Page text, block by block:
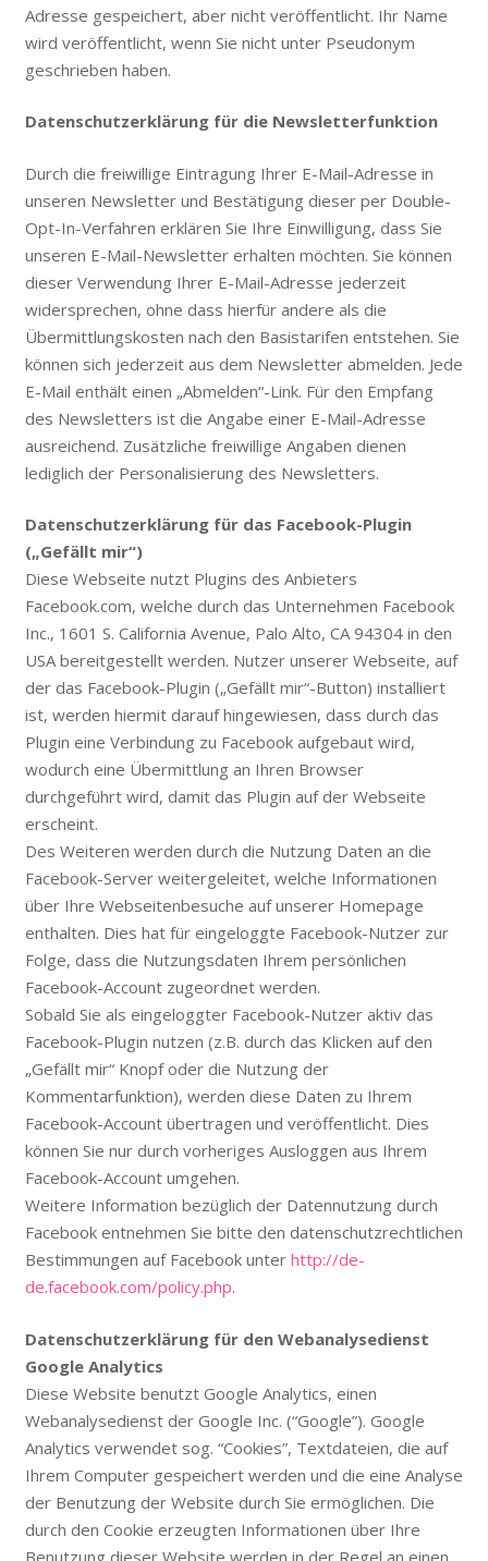
Adresse gespeichert, aber nicht veröffentlicht. Ihr Name
wird veröffentlicht, wenn Sie nicht unter Pseudonym
geschrieben haben.
Datenschutzerklärung für die Newsletterfunktion
Durch die freiwillige Eintragung Ihrer E-Mail-Adresse in
unseren Newsletter und Bestätigung dieser per Double-
Opt-In-Verfahren erklären Sie Ihre Einwilligung, dass Sie
unseren E-Mail-Newsletter erhalten möchten. Sie können
dieser Verwendung Ihrer E-Mail-Adresse jederzeit
widersprechen, ohne dass hierfür andere als die
Übermittlungskosten nach den Basistarifen entstehen. Sie
können sich jederzeit aus dem Newsletter abmelden. Jede
E-Mail enthält einen „Abmelden“-Link. Für den Empfang
des Newsletters ist die Angabe einer E-Mail-Adresse
ausreichend. Zusätzliche freiwillige Angaben dienen
lediglich der Personalisierung des Newsletters.
Datenschutzerklärung für das Facebook-Plugin
(„Gefällt mir“)
Diese Webseite nutzt Plugins des Anbieters
Facebook.com, welche durch das Unternehmen Facebook
Inc., 1601 S. California Avenue, Palo Alto, CA 94304 in den
USA bereitgestellt werden. Nutzer unserer Webseite, auf
der das Facebook-Plugin („Gefällt mir“-Button) installiert
ist, werden hiermit darauf hingewiesen, dass durch das
Plugin eine Verbindung zu Facebook aufgebaut wird,
wodurch eine Übermittlung an Ihren Browser
durchgeführt wird, damit das Plugin auf der Webseite
erscheint.
Des Weiteren werden durch die Nutzung Daten an die
Facebook-Server weitergeleitet, welche Informationen
über Ihre Webseitenbesuche auf unserer Homepage
enthalten. Dies hat für eingeloggte Facebook-Nutzer zur
Folge, dass die Nutzungsdaten Ihrem persönlichen
Facebook-Account zugeordnet werden.
Sobald Sie als eingeloggter Facebook-Nutzer aktiv das
Facebook-Plugin nutzen (z.B. durch das Klicken auf den
„Gefällt mir“ Knopf oder die Nutzung der
Kommentarfunktion), werden diese Daten zu Ihrem
Facebook-Account übertragen und veröffentlicht. Dies
können Sie nur durch vorheriges Ausloggen aus Ihrem
Facebook-Account umgehen.
Weitere Information bezüglich der Datennutzung durch
Facebook entnehmen Sie bitte den datenschutzrechtlichen
Bestimmungen auf Facebook unter http://de-
de.facebook.com/policy.php.
Datenschutzerklärung für den Webanalysedienst
Google Analytics
Diese Website benutzt Google Analytics, einen
Webanalysedienst der Google Inc. (“Google”). Google
Analytics verwendet sog. “Cookies”, Textdateien, die auf
Ihrem Computer gespeichert werden und die eine Analyse
der Benutzung der Website durch Sie ermöglichen. Die
durch den Cookie erzeugten Informationen über Ihre
Benutzung dieser Website werden in der Regel an einen